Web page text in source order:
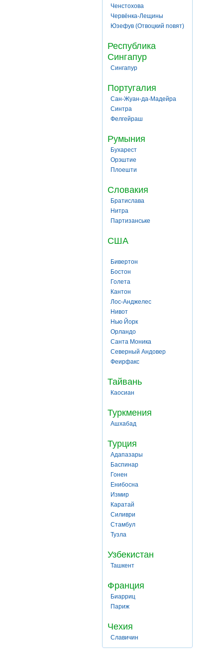
Ченстохова
Червёнка-Лещины
Юзефув (Отвоцкий повят)
Республика
Сингапур
Сингапур
Португалия
Сан-Жуан-да-Мадейра
Синтра
Фелгейраш
Румыния
Бухарест
Орэштие
Плоешти
Словакия
Братислава
Нитра
Партизанське
США
Бивертон
Бостон
Голета
Кантон
Лос-Анджелес
Нивот
Нью Йорк
Орландо
Санта Моника
Северный Андовер
Феирфакс
Тайвань
Каосиан
Туркмения
Ашхабад
Турция
Адапазары
Баспинар
Гонен
Енибосна
Измир
Каратай
Силиври
Стамбул
Тузла
Узбекистан
Ташкент
Франция
Биарриц
Париж
Чехия
Славичин